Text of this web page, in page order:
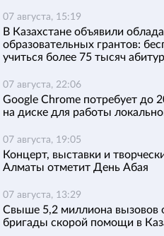
07 августа, 15:19
В Казахстане объявили
образовательных грантов:
учиться более 75 тысяч
07 августа, 22:06
Google Chrome потребует до
на диске для работы
07 августа, 19:05
Концерт, выставки и
Алматы отметит День Абая
07 августа, 13:29
Свыше 5,2 миллиона вызовов
бригады скорой помощи в